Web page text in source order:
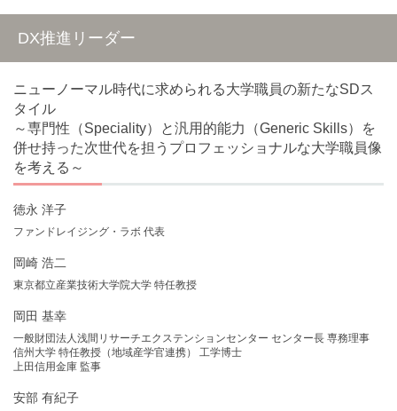
DX推進リーダー
ニューノーマル時代に求められる大学職員の新たなSDス
タイル
～専門性（Speciality）と汎用的能力（Generic Skills）を
併せ持った次世代を担うプロフェッショナルな大学職員像
を考える～
徳永 洋子
ファンドレイジング・ラボ 代表
岡崎 浩二
東京都立産業技術大学院大学 特任教授
岡田 基幸
一般財団法人浅間リサーチエクステンションセンター センター長 専務理事
信州大学 特任教授（地域産学官連携） 工学博士
上田信用金庫 監事
安部 有紀子